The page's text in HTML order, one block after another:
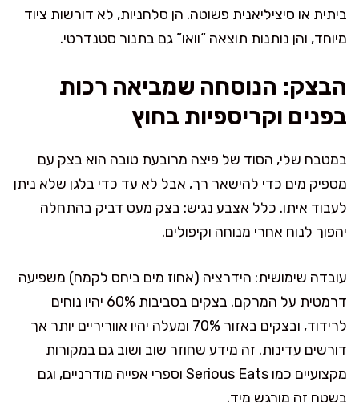
ביתית או סיציליאנית פשוטה. הן סלחניות, לא דורשות ציוד
מיוחד, והן נותנות תוצאה “וואו” גם בתנור סטנדרטי.
הבצק: הנוסחה שמביאה רכות
בפנים וקריספיות בחוץ
במטבח שלי, הסוד של פיצה מרובעת טובה הוא בצק עם
מספיק מים כדי להישאר רך, אבל לא עד כדי בלגן שלא ניתן
לעבוד איתו. כלל אצבע נגיש: בצק מעט דביק בהתחלה
יהפוך לנוח אחרי מנוחה וקיפולים.
עובדה שימושית: הידרציה (אחוז מים ביחס לקמח) משפיעה
דרמטית על המרקם. בצקים בסביבות 60% יהיו נוחים
לרידוד, ובצקים באזור 70% ומעלה יהיו אווריריים יותר אך
דורשים עדינות. זה מידע שחוזר שוב ושוב גם במקורות
מקצועיים כמו Serious Eats וספרי אפייה מודרניים, וגם
בשטח זה מורגש מיד.